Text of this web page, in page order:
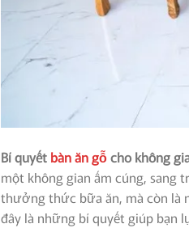
Bí quyết bàn ăn gỗcho không
một không gian ấm cúng, sang
thưởng thức bữa ăn, mà còn là
đây là những bí quyết giúp bạn